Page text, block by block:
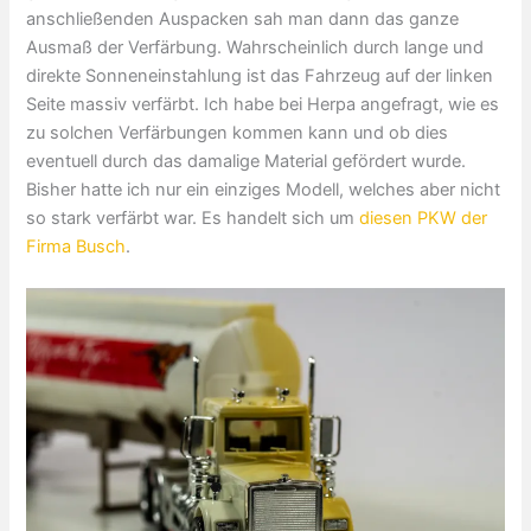
anschließenden Auspacken sah man dann das ganze
Ausmaß der Verfärbung. Wahrscheinlich durch lange und
direkte Sonneneinstahlung ist das Fahrzeug auf der linken
Seite massiv verfärbt. Ich habe bei Herpa angefragt, wie es
zu solchen Verfärbungen kommen kann und ob dies
eventuell durch das damalige Material gefördert wurde.
Bisher hatte ich nur ein einziges Modell, welches aber nicht
so stark verfärbt war. Es handelt sich umdiesen PKW der
Firma Busch.